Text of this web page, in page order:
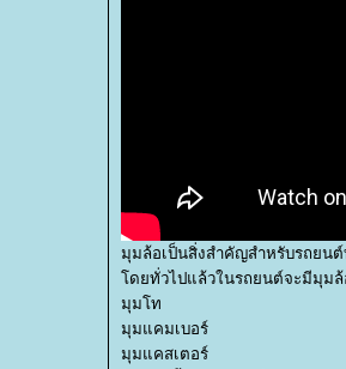
มุมล้อเป็นสิ่งสำคัญสำหรับรถยนต์
ดยทั่วไปแล้วในรถยนต์จะมีมุม
มุมโท
มุมแคมเบอร์
มุมแคสเตอร์